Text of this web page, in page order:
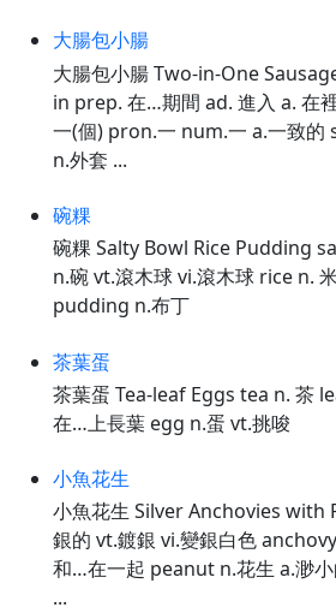
大腸包小腸
大腸包小腸 Two-in-One
in prep. 在…期間 ad. 進入 a. 在
一(個) pron.一 num.一 a.一致的
n.外套 ...
碗粿
碗粿 Salty Bowl Rice Pudding
n.碗 vt.滾木球 vi.滾木球 rice n.
pudding n.布丁
茶葉蛋
茶葉蛋 Tea-leaf Eggs tea n. 茶
在…上長葉 egg n.蛋 vt.挑唆
小魚花生
小魚花生 Silver Anchovies with
銀的 vt.鍍銀 vi.變銀白色
和…在一起 peanut n.花生 a.渺
...